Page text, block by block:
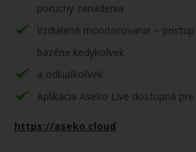
poruchy zariadenia
Vzdialené monitorovanie –
bazéne kedykoľvek
a odkiaľkoľvek
Aplikácia Aseko Live dostupná
https://aseko.cloud